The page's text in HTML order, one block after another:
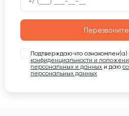
Подтверждаю что ознакомлен(а)
конфиденциальности и
персональных и данных и даю
персональных данных